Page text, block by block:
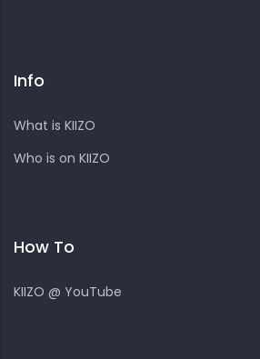
Info
What is KIIZO
Who is on KIIZO
How To
KIIZO @ YouTube